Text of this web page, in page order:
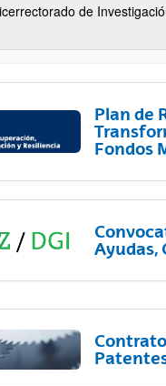
de
Plan de
Fondos
Ayudas,